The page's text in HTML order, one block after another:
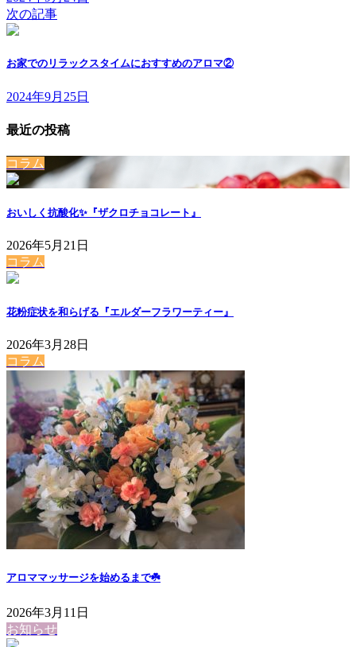
次の記事
お家でのリラックスタイムにおすすめのアロマ②
2024年9月25日
最近の投稿
コラム
おいしく抗酸化✨『ザクロチョコレート』
2026年5月21日
コラム
花粉症状を和らげる『エルダーフラワーティー』
2026年3月28日
コラム
アロママッサージを始めるまで☘️
2026年3月11日
お知らせ